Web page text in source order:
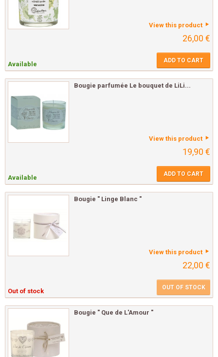
View this product
26,00 €
Available ADD TO CART
Bougie parfumée Le bouquet de LiLi...
View this product
19,90 €
Available ADD TO CART
Bougie " Linge Blanc "
View this product
22,00 €
Out of stock OUT OF STOCK
Bougie " Que de L'Amour "